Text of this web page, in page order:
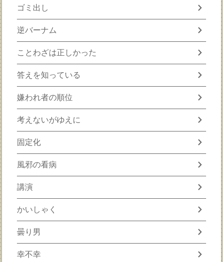
ゴミ出し chevron_right
逆バーナム chevron_right
ことわざは正しかった chevron_right
答えを知っている chevron_right
嫌われ者の順位 chevron_right
考えないがゆえに chevron_right
固定化 chevron_right
風邪の看病 chevron_right
講演 chevron_right
かいしゃく chevron_right
曇り男 chevron_right
幸不幸 chevron_right